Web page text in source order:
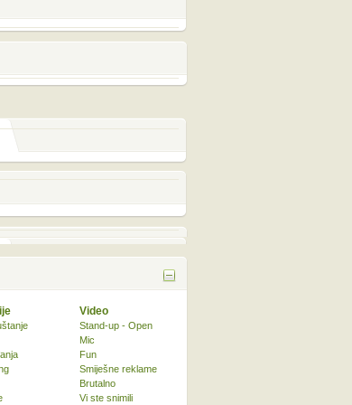
Video
Stand-up - Open
Mic
Fun
Smiješne reklame
Brutalno
Vi ste snimili